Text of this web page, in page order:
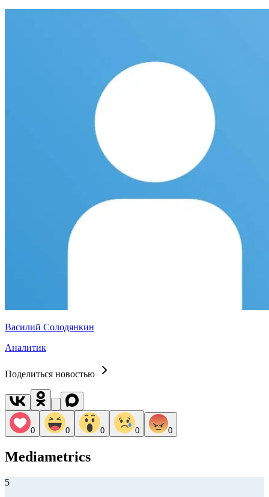
Василий Солодянкин
Аналитик
Поделиться новостью
0 0 0 0 0
Mediametrics
5